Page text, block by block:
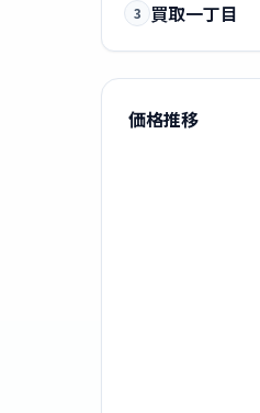
3 買取一丁目
価格推移